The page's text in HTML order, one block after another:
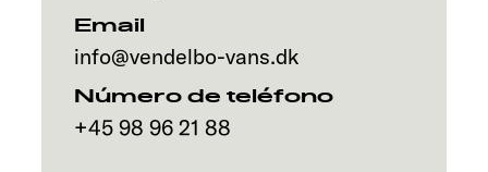
Email
info@vendelbo-vans.dk
Número de teléfono
+45 98 96 21 88